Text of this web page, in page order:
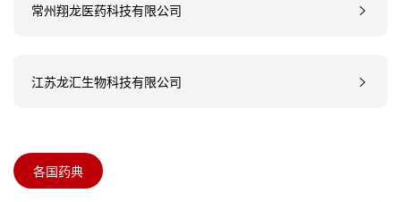
常州翔龙医药科技有限公司
江苏龙汇生物科技有限公司
各国药典